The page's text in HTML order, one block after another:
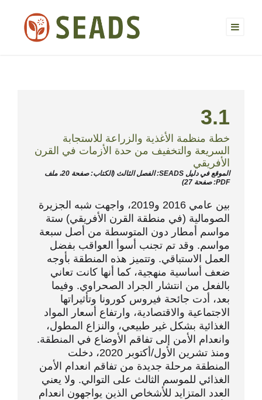
3.1
خطة منظمة الأغذية والزراعة للاستجابة
السريعة والتخفيف من حدة الأزمات في القرن
الأفريقي
الموقع في دليل SEADS: الفصل الثالث (الكتاب: صفحة 20، ملف
PDF: صفحة 27)
بين عامي 2016 و2019، واجهت شبه الجزيرة
الصومالية (في منطقة القرن الأفريقي) ستة
مواسم أمطار دون المتوسطة من أصل سبعة
مواسم. وقد تم تجنب أسوأ العواقب بفضل
العمل الاستباقي. وتتميز هذه المنطقة بأوجه
ضعف أساسية منهجية، كما أنها كانت تعاني
بالفعل من انتشار الجراد الصحراوي. وفيما
بعد، أدت جائحة فيروس كورونا وتأثيراتها
الاجتماعية والاقتصادية، وارتفاع أسعار المواد
الغذائية بشكل غير طبيعي، والنزاع المطول،
وانعدام الأمن إلى تفاقم الأوضاع في المنطقة.
ومنذ تشرين الأول/أكتوبر 2020، دخلت
المنطقة مرحلة جديدة من تفاقم انعدام الأمن
الغذائي للموسم الثالث على التوالي. ولا يعني
العدد المتزايد للأشخاص الذين يواجهون انعدام